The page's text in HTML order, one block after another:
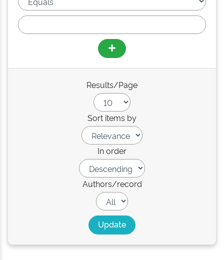
Results/Page
Sort items by
In order
Authors/record